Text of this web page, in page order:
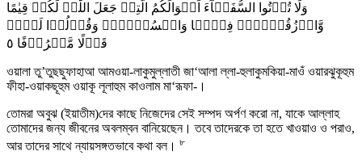
وَلَا تُؤۡتُوا السُّفَہَآءَ اَمۡوَالَکُمُ الَّتِیۡ جَعَلَ اللّٰہُ لَکُمۡ قِیٰمًا
وَّارۡزُقُوۡہُمۡ فِیۡہَا وَاکۡسُوۡہُمۡ وَقُوۡلُوۡا لَہُمۡ
قَوۡلًا مَّعۡرُوۡفًا ٥
ওয়ালা তু’তুছছুফাহাআ আমওয়া-লাকুমুল্লাতী জা‘আলা ল্লা-হুলাকুমকিয়া-মাওঁ ওয়ারঝুকূহুম
ফীহা-ওয়াকছূহুম ওয়াকূ লূলাহুম কাওলাম মা‘রূফা-।
তোমরা অবুঝ (ইয়াতীম)দের কাছে নিজেদের সেই সম্পদ অর্পণ করো না, যাকে আল্লাহ
তোমাদের জন্য জীবনের অবলম্বন বানিয়েছেন। তবে তাদেরকে তা হতে খাওয়াও ও পরাও,
আর তাদের সাথে ন্যায়সঙ্গতভাবে কথা বল। ৮